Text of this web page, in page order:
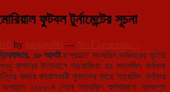
ফুটবল টুর্নামেন্টের সূচনা
by santanu99 — No Comments ↓
১৮ আগষ্ট ৷৷ প্রয়াত সত্যজিৎ কর্মকারের স্মৃতির
ক্লাবের উদ্দ্যোগে আয়োজিত হয় সত্যজিৎ কর্মকার
বাজার বসবাসকারী যুবকদের কাছে সত্যজিৎ কর্মকার
১৯৮৮-র শেষে সত্যজিৎ কর্মকারকে প্রকাশ্য